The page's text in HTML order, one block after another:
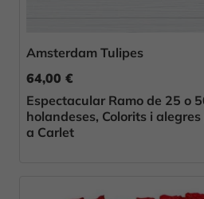
Amsterdam Tulipes
64,00 €
Espectacular Ramo de 25 o
holandeses, Colorits i
a Carlet